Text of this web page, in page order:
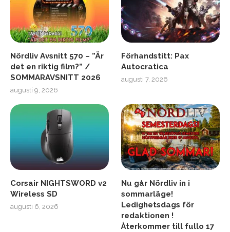
Nördliv Avsnitt 570 – ”Är
det en riktig film?” /
SOMMARAVSNITT 2026
augusti 9, 2026
Förhandstitt: Pax
Autocratica
augusti 7, 2026
Corsair NIGHTSWORD v2
Wireless SD
augusti 6, 2026
Nu går Nördliv in i
sommarläge!
Ledighetsdags för
redaktionen !
Återkommer till fullo 17